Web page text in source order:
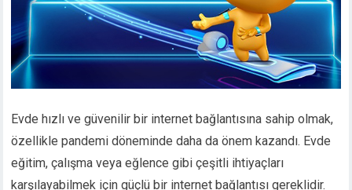
Evde hızlı ve güvenilir bir internet bağlantısına sahip olmak,
özellikle pandemi döneminde daha da önem kazandı. Evde
eğitim, çalışma veya eğlence gibi çeşitli ihtiyaçları
karşılayabilmek için güçlü bir internet bağlantısı gereklidir.